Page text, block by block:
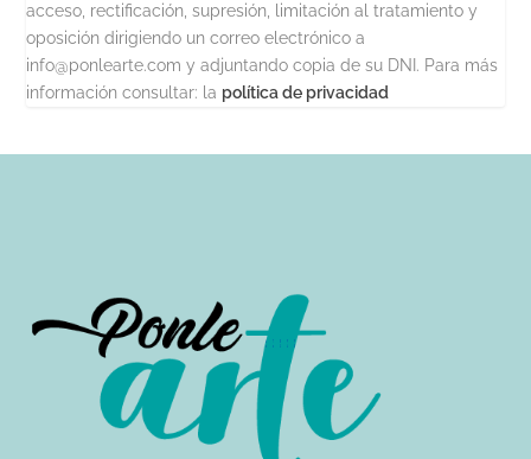
acceso, rectificación, supresión, limitación al tratamiento y
oposición dirigiendo un correo electrónico a
info@ponlearte.com y adjuntando copia de su DNI. Para más
información consultar: la política de privacidad